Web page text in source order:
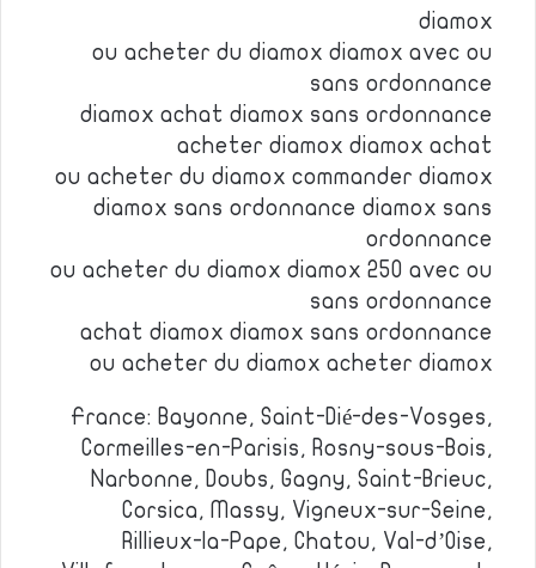
diamox
ou acheter du diamox diamox avec ou
sans ordonnance
diamox achat diamox sans ordonnance
acheter diamox diamox achat
ou acheter du diamox commander diamox
diamox sans ordonnance diamox sans
ordonnance
ou acheter du diamox diamox 250 avec ou
sans ordonnance
achat diamox diamox sans ordonnance
ou acheter du diamox acheter diamox
France: Bayonne, Saint-Dié-des-Vosges,
Cormeilles-en-Parisis, Rosny-sous-Bois,
Narbonne, Doubs, Gagny, Saint-Brieuc,
Corsica, Massy, Vigneux-sur-Seine,
Rillieux-la-Pape, Chatou, Val-d’Oise,